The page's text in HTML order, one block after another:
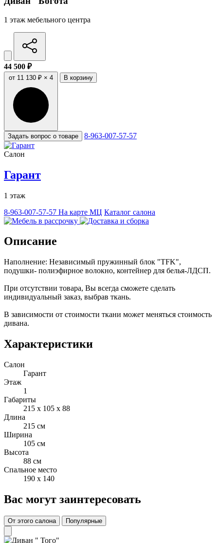
1 этаж мебельного центра
44 500 ₽
от 11 130 ₽ × 4 В корзину
Задать вопрос о товаре 8-963-007-57-57
Салон
Гарант
1 этаж
8-963-007-57-57 На карте МЦ Каталог салона
Описание
Наполнение: Независимый пружинный блок "TFK",
подушки- полиэфирное волокно, контейнер для белья-ЛДСП.
При отсутствии товара, Вы всегда сможете сделать
индивидуальный заказ, выбрав ткань.
В зависимости от стоимости ткани может меняться стоимость
дивана.
Характеристики
Салон
Гарант
Этаж
1
Габариты
215 x 105 x 88
Длина
215 см
Ширина
105 см
Высота
88 см
Спальное место
190 x 140
Вас могут заинтересовать
От этого салона Популярные